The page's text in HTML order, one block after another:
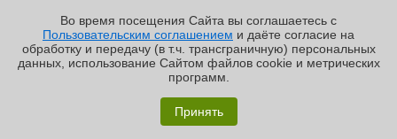
«Графиня»: как Grafana, только лучше?
✖
сделки Marvell получит около $100 млн
дополнительного дохода в 2028 финансовом году.
http://servernews.ru/1134943
Во время посещения Cайта вы соглашаетесь с
Пользовательским соглашением и даёте согласие на
обработку и передачу (в т.ч. трансграничную) персональных
данных, использование Cайтом файлов cookie и метрических
программ.
Принять